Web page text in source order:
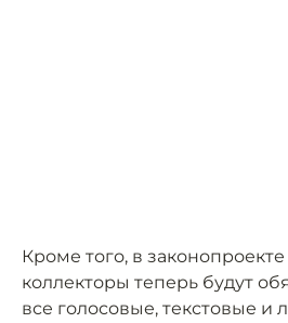
Кроме того, в законопроекте
коллекторы теперь будут
все голосовые, текстовые и